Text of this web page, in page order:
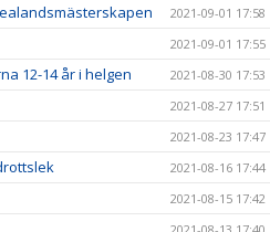
2021-09-01 17:58
2021-09-01 17:55
12-14 år i helgen 2021-08-30 17:53
2021-08-27 17:51
2021-08-23 17:47
2021-08-16 17:44
2021-08-15 17:42